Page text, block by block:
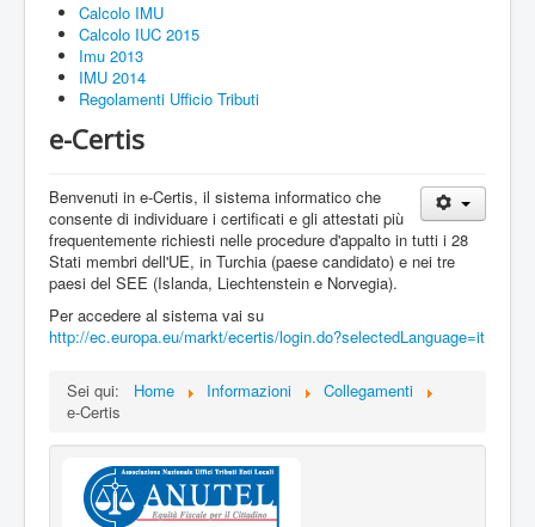
Calcolo IMU
Calcolo IUC 2015
Imu 2013
IMU 2014
Regolamenti Ufficio Tributi
e-Certis
Benvenuti in e-Certis, il sistema informatico che
consente di individuare i certificati e gli attestati più
frequentemente richiesti nelle procedure d'appalto in tutti i 28
Stati membri dell'UE, in Turchia (paese candidato) e nei tre
paesi del SEE (Islanda, Liechtenstein e Norvegia).
Per accedere al sistema vai su
http://ec.europa.eu/markt/ecertis/login.do?selectedLanguage=it
Sei qui: Home Informazioni
Collegamenti
e-Certis